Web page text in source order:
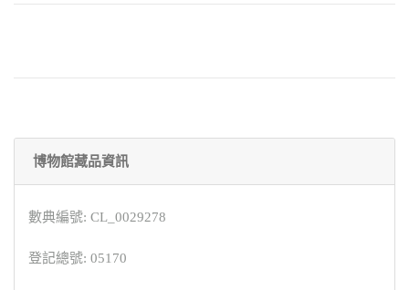
博物館藏品資訊
數典編號: CL_0029278
登記總號: 05170